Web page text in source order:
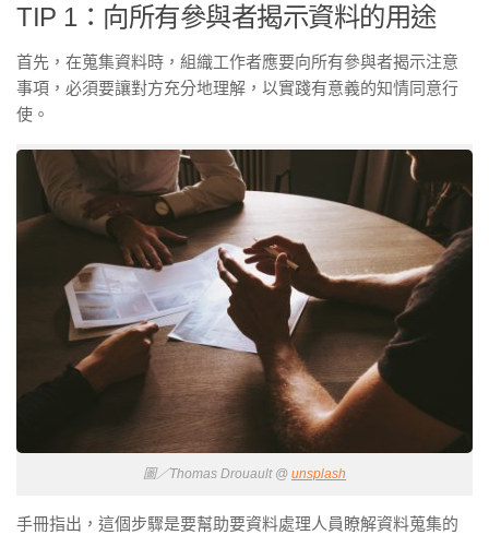
TIP 1：向所有參與者揭示資料的用途
首先，在蒐集資料時，組織工作者應要向所有參與者揭示注意
事項，必須要讓對方充分地理解，以實踐有意義的知情同意行
使。
圖／Thomas Drouault @ unsplash
手冊指出，這個步驟是要幫助要資料處理人員瞭解資料蒐集的